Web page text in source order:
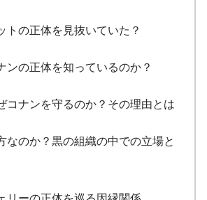
トの正体を見抜いていた？
ンの正体を知っているのか？
コナンを守るのか？その理由とは
なのか？黒の組織の中での立場と